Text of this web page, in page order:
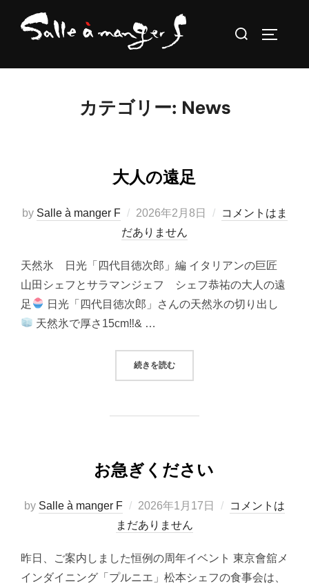
ン
検
カテゴリー: News
大人の遠足
by Salle à manger F
投
稿
2026年2月8日
コメントはま
だありません
天然氷 日光「四代目徳次郎」編 イタリアンの巨匠
山田シェフとサラマンジェフ シェフ恭祐の大人の遠
足
日光「四代目徳次郎」さんの天然氷の切り出し
天然氷で厚さ15cm‼& …
続きを読む“大人の遠足”
お急ぎください
by Salle à manger F
投
稿
2026年1月17日
コメントは
まだありません
昨日、ご案内しました恒例の周年イベント 東京會舘メ
インダイニング「プルニエ」松本シェフの食事会は、